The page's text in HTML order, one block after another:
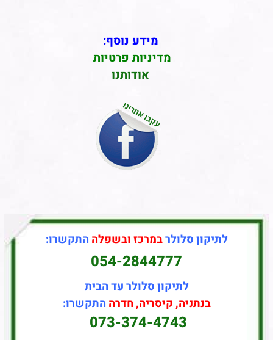
מידע נוסף:
מדיניות פרטיות
אודותנו
לתיקון סלולרבמרכז ובשפלה התקשרו:
054-2844777
לתיקון סלולר עד הבית
בנתניה, קיסריה, חדרה התקשרו:
073-374-4743